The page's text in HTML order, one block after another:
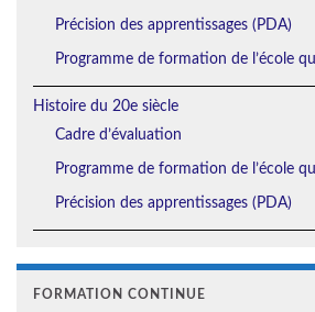
Précision des apprentissages (PDA)
Programme de formation de l’école
Histoire du 20e siècle
Cadre d’évaluation
Programme de formation de l’école
Précision des apprentissages (PDA)
FORMATION CONTINUE